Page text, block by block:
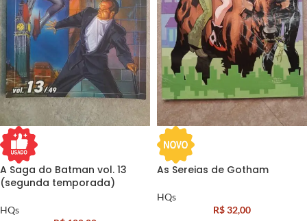
A Saga do Batman vol. 13
(segunda temporada)
HQs
As Sereias de Gotham
HQs
R$32,00